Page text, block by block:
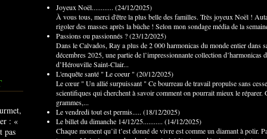
Joyeux Noël............ (24/12/2025)
À vous tous, merci d'être la plus belle des familles. Très joyeux Noël !
rigoler des masses après la bûche ! Selon mon sondage média de la
Passions ou passionnés ?(23/12/2025)
Dans le Calvados, Ray a plus de 2 000 harmonicas du monde entier dans
décembres 2025, une partie de l’impressionnante collection d’harmonicas
d’Hérouville Saint-Clair...
L'enquête santé " Le coeur " (20/12/2025)
Le cœur " Un allié surpuissant " Ce bourreau de travail propulse sans
scientifiques qui cherchent à savoir comment on pourrait mieux le
grammes,...
Le vendredi tout est permis..... (18/12/2025)
Le billet du dimanche 14/12/25........... (14/12/2025)
Chaque moment qu’il t’est donné de vivre est comme un diamant à